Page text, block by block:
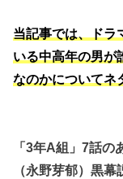
当記事では、ドラ
いる中高年の男が
なのかについてネ
「3年A組」7話
（永野芽郁）黒